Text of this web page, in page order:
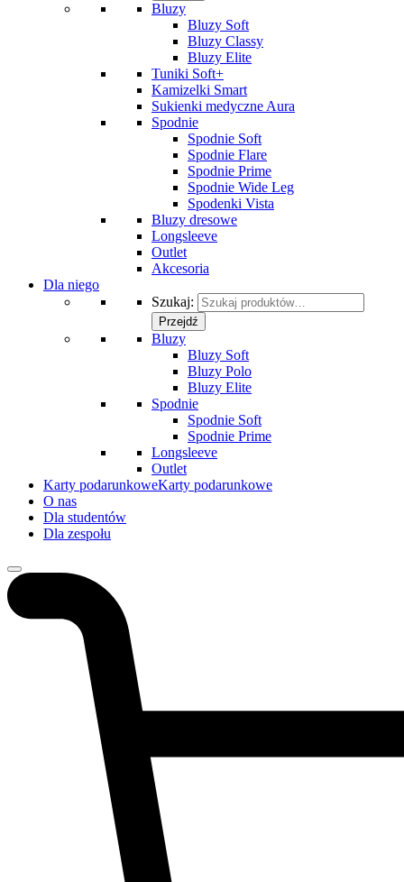
Bluzy
Bluzy Soft
Bluzy Classy
Bluzy Elite
Tuniki Soft+
Kamizelki Smart
Sukienki medyczne Aura
Spodnie
Spodnie Soft
Spodnie Flare
Spodnie Prime
Spodnie Wide Leg
Spodenki Vista
Bluzy dresowe
Longsleeve
Outlet
Akcesoria
Dla niego
Szukaj:
Przejdź
Bluzy
Bluzy Soft
Bluzy Polo
Bluzy Elite
Spodnie
Spodnie Soft
Spodnie Prime
Longsleeve
Outlet
Karty podarunkoweKarty podarunkowe
O nas
Dla studentów
Dla zespołu